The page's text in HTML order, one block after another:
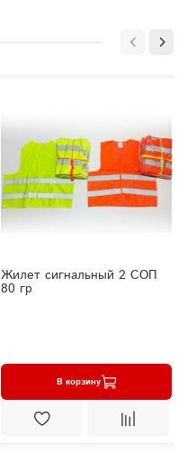
Жилет сигнальный 2 СОП
80 гр
В корзину